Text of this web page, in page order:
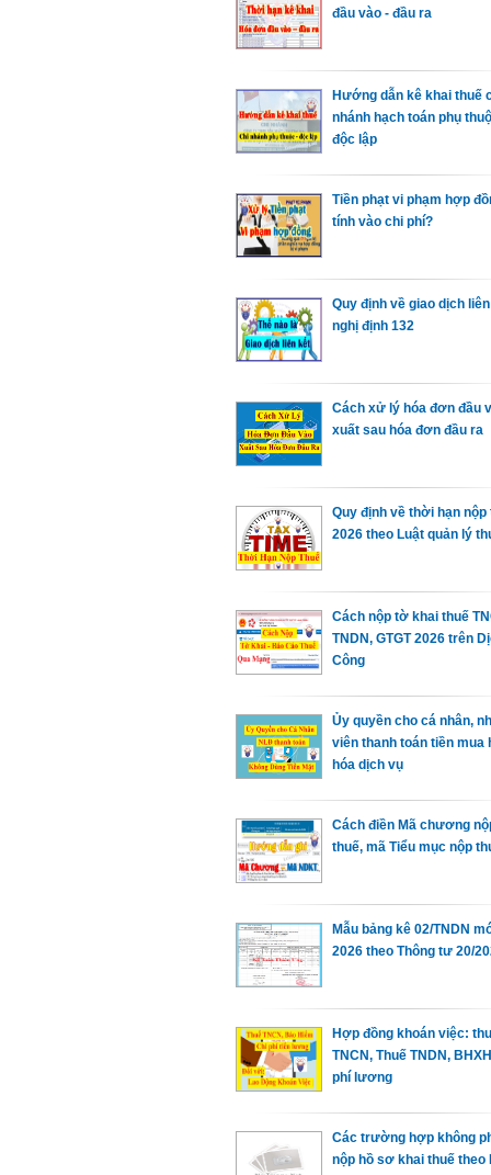
đầu vào - đầu ra
Hướng dẫn kê khai thuế
nhánh hạch toán phụ
độc lập
Tiền phạt vi phạm hợp
tính vào chi phí?
Quy định về giao dịch
nghị định 132
Cách xử lý hóa đơn đầu
xuất sau hóa đơn đầu ra
Quy định về thời hạn nộp
2026 theo Luật quản lý
Cách nộp tờ khai thuế
TNDN, GTGT 2026 trên
Công
Ủy quyền cho cá nhân,
viên thanh toán tiền mua
hóa dịch vụ
Cách điền Mã chương
thuế, mã Tiểu mục nộp
Mẫu bảng kê 02/TNDN
2026 theo Thông tư 20/
Hợp đồng khoán việc:
TNCN, Thuế TNDN,
phí lương
Các trường hợp không
nộp hồ sơ khai thuế theo